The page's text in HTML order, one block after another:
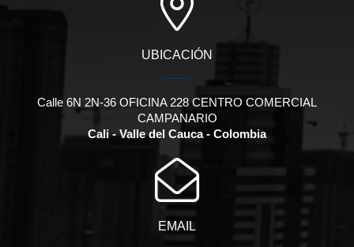
UBICACIÓN
Calle 6N 2N-36 OFICINA 228 CENTRO COMERCIAL
CAMPANARIO
Cali - Valle del Cauca - Colombia
EMAIL